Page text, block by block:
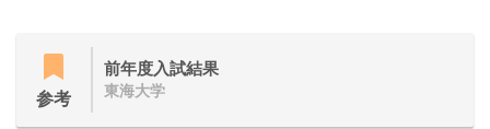
参考
前年度入試結果
東海大学